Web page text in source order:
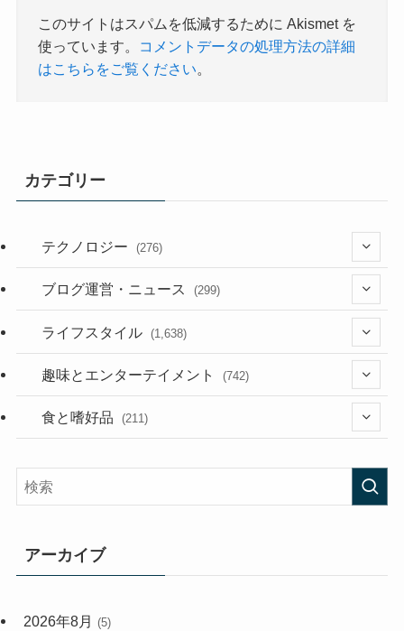
このサイトはスパムを低減するために Akismet を
使っています。
コメントデータの処理方法の詳細
はこちらをご覧ください
カテゴリー
テクノロジー (276)
(36)
(187)
ブログ運営・ニュース (299)
(118)
(181)
ライフスタイル (1,638)
(394)
(282)
(33)
趣味とエンターテイメント (742)
(56)
食と嗜好品 (211)
アーカイブ
2026年8月 (5)